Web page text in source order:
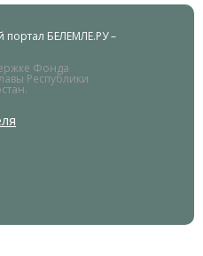
БЕЛЕМЛЕ.РУ –
Фонда
Республики